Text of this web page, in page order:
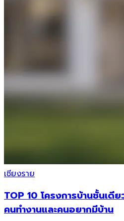
เชียงราย
TOP 10 โครงการบ้านชั้นเดี
คนทำงานและคนอยากมีบ้าน